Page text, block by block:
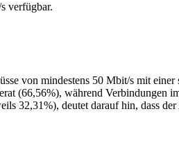
verfügbar.
von mindestens 50 Mbit/s mit
(66,56%), während
32,31%), deutet darauf hin, dass